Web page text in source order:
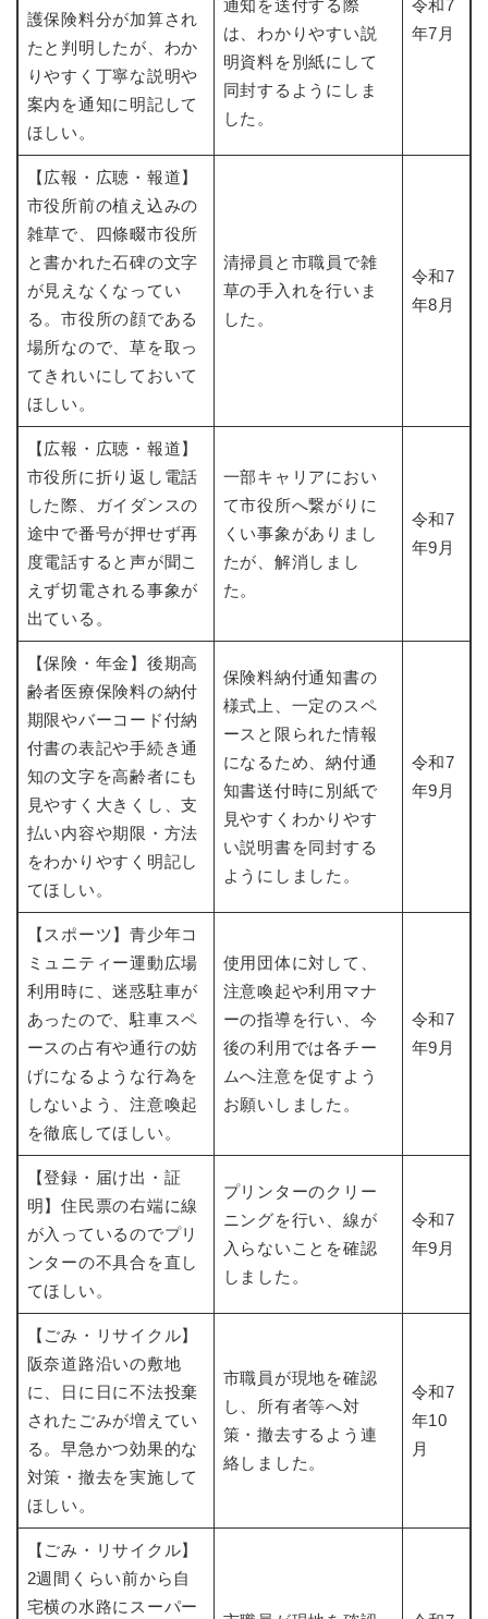
護保険料分が加算され
たと判明したが、わか
りやすく丁寧な説明や
案内を通知に明記して
ほしい。
通知を送付する際
は、わかりやすい説
明資料を別紙にして
同封するようにしま
した。
令和7
年7月
【広報・広聴・報道】
市役所前の植え込みの
雑草で、四條畷市役所
と書かれた石碑の文字
が見えなくなってい
る。市役所の顔である
場所なので、草を取っ
てきれいにしておいて
ほしい。
清掃員と市職員で雑
草の手入れを行いま
した。
令和7
年8月
【広報・広聴・報道】
市役所に折り返し電話
した際、ガイダンスの
途中で番号が押せず再
度電話すると声が聞こ
えず切電される事象が
出ている。
一部キャリアにおい
て市役所へ繋がりに
くい事象がありまし
たが、解消しまし
た。
令和7
年9月
【保険・年金】後期高
齢者医療保険料の納付
期限やバーコード付納
付書の表記や手続き通
知の文字を高齢者にも
見やすく大きくし、支
払い内容や期限・方法
をわかりやすく明記し
てほしい。
保険料納付通知書の
様式上、一定のスペ
ースと限られた情報
になるため、納付通
知書送付時に別紙で
見やすくわかりやす
い説明書を同封する
ようにしました。
令和7
年9月
【スポーツ】青少年コ
ミュニティー運動広場
利用時に、迷惑駐車が
あったので、駐車スペ
ースの占有や通行の妨
げになるような行為を
しないよう、注意喚起
を徹底してほしい。
使用団体に対して、
注意喚起や利用マナ
ーの指導を行い、今
後の利用では各チー
ムへ注意を促すよう
お願いしました。
令和7
年9月
【登録・届け出・証
明】住民票の右端に線
が入っているのでプリ
ンターの不具合を直し
てほしい。
プリンターのクリー
ニングを行い、線が
入らないことを確認
しました。
令和7
年9月
【ごみ・リサイクル】
阪奈道路沿いの敷地
に、日に日に不法投棄
されたごみが増えてい
る。早急かつ効果的な
対策・撤去を実施して
ほしい。
市職員が現地を確認
し、所有者等へ対
策・撤去するよう連
絡しました。
令和7
年10
月
【ごみ・リサイクル】
2週間くらい前から自
宅横の水路にスーパー